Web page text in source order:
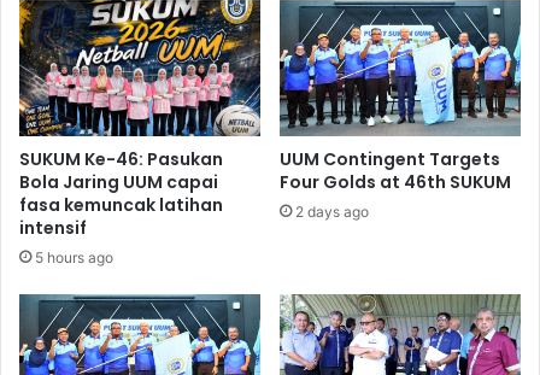
SUKUM Ke-46: Pasukan
Bola Jaring UUM capai
fasa kemuncak latihan
intensif
5 hours ago
UUM Contingent Targets
Four Golds at 46th SUKUM
2 days ago